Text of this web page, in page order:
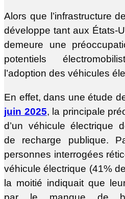
Alors que l’infrastructure
développe tant aux États-
demeure une
potentiels
l’adoption des véhicules
En effet, dans une étude
juin 2025, la principale
d’un véhicule électrique
de recharge publique.
personnes interrogées
véhicule électrique (41%
la moitié indiquait que